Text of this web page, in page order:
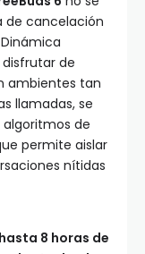
de cancelación
de
ambientes tan
llamadas, se
de
permite aislar
nítidas
8 horas de